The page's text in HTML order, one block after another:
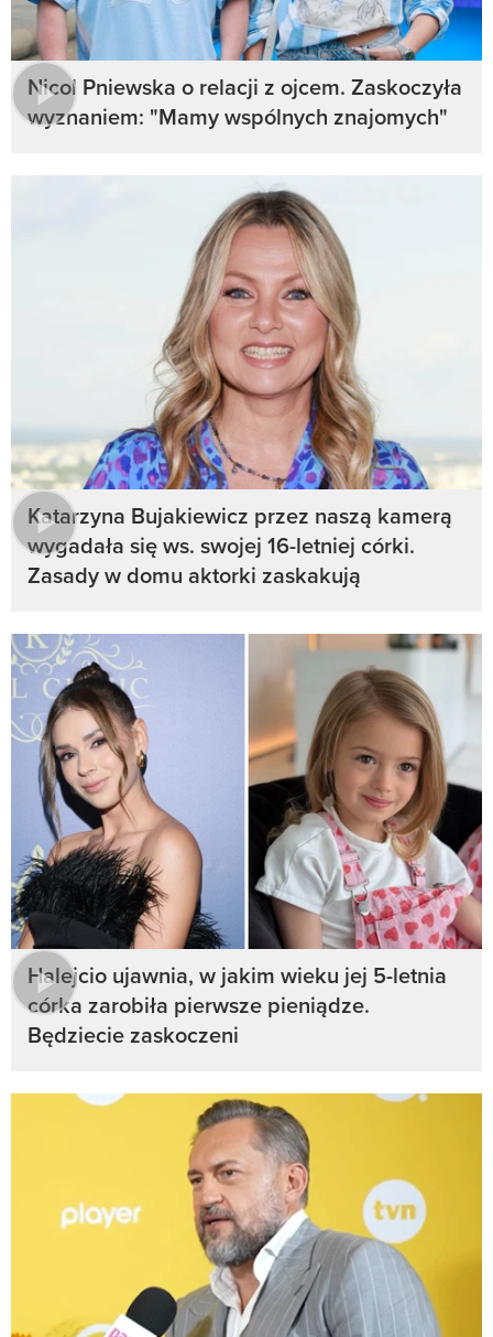
Nicol Pniewska o relacji z ojcem. Zaskoczyła
wyznaniem: "Mamy wspólnych znajomych"
Katarzyna Bujakiewicz przez naszą kamerą
wygadała się ws. swojej 16-letniej córki.
Zasady w domu aktorki zaskakują
Halejcio ujawnia, w jakim wieku jej 5-letnia
córka zarobiła pierwsze pieniądze.
Będziecie zaskoczeni